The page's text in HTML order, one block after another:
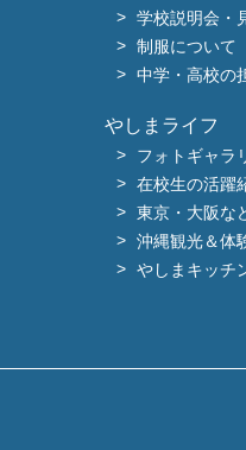
学校説明会・
制服について
中学・高校の
やしまライフ
フォトギャラ
在校生の活躍
東京・大阪な
沖縄観光＆体
やしまキッチ